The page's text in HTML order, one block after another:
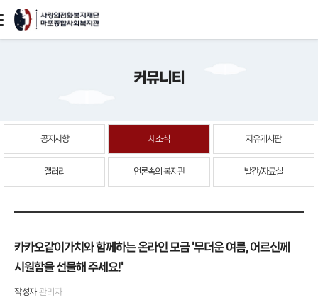
본문
커뮤니티
공지사항 새소식 자유게시판
갤러리 언론속의 복지관 발간/자료실
카카오같이가치와 함께하는 온라인 모금 '무더운 여름, 어르신께
시원함을 선물해 주세요!'
작성자 관리자